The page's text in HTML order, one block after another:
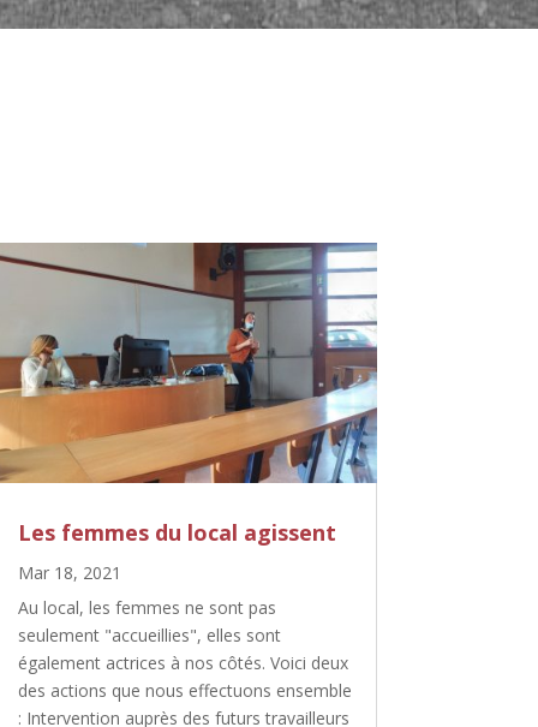
Les femmes du local agissent
Mar 18, 2021
Au local, les femmes ne sont pas
seulement "accueillies", elles sont
également actrices à nos côtés. Voici deux
des actions que nous effectuons ensemble
: Intervention auprès des futurs travailleurs